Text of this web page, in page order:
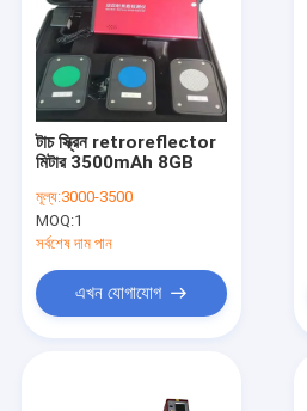
টাচ স্ক্রিন retroreflector
মিটার 3500mAh 8GB
মূল্য:3000-3500
MOQ:1
সর্বশেষ দাম পান
এখন যোগাযোগ